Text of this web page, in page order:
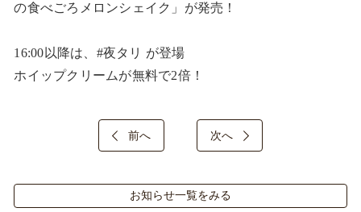
の食べごろメロンシェイク」が発売！
16:00以降は、#夜タリ が登場
ホイップクリームが無料で2倍！
前へ 次へ
お知らせ一覧をみる